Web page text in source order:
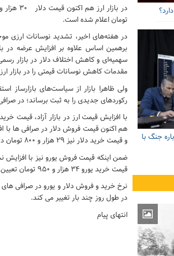
تومان اعلام شده است.
در هفته‌های اخیر، تشدید نوسانات ارزی
برهمین اساس علاوه بر افزایش عرضه در
سهمیه‌ای و کاهش اختلاف دلار در بازار
مقدمات کاهش نوسانات قیمتی را در بازار
ولی ظاهرا بازار از سیاست‌های بازارساز
رکوردهای جدیدی را به ثبت برساند؛ در
با افزایش قیمت ارز در بازار آزاد، قیمت
و قیمت خرید دلار نیز ۲۹ هزار و ۸۰۰ تومان درج شده است.
قیمت خرید یورو ۳۴ هزار و ۹۵۰ تومان تعیین شده است.
نرخ خرید و فروش دلار و یورو در صرافی های
در طول روز چند بار تغییر می کند.
انتهای پیام
جنگ با